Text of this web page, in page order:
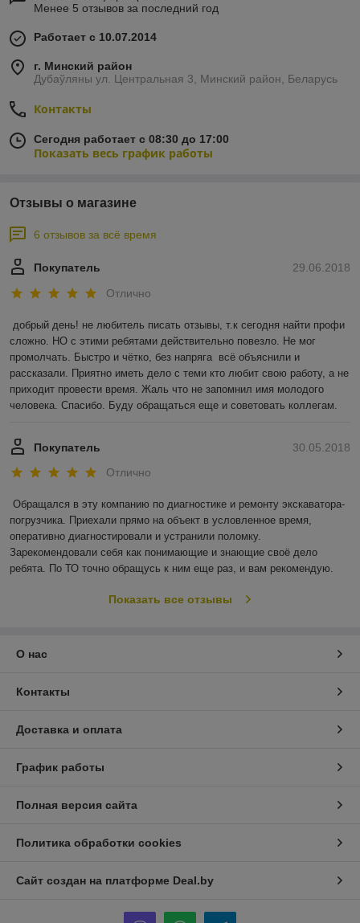
Менее 5 отзывов за последний год
Работает с 10.07.2014
г. Минский район
Дубаўляны ул. Центральная 3, Минский район, Беларусь
Контакты
Сегодня работает с 08:30 до 17:00
Показать весь график работы
Отзывы о магазине
6 отзывов за всё время
29.06.2018
Покупатель
Отлично
добрый день! не любитель писать отзывы, т.к сегодня найти профи
сложно. НО с этими ребятами действительно повезло. Не мог
промолчать. Быстро и чётко, без напряга  всё объяснили и
рассказали. Приятно иметь дело с теми кто любит свою работу, а не
приходит провести время. Жаль что не запомнил имя молодого
человека. Спасибо. Буду обращаться еще и советовать коллегам.
30.05.2018
Покупатель
Отлично
Обращался в эту компанию по диагностике и ремонту экскаватора-
погрузчика. Приехали прямо на объект в условленное время,
оперативно диагностировали и устранили поломку.
Зарекомендовали себя как понимающие и знающие своё дело
ребята. По ТО точно обращусь к ним еще раз, и вам рекомендую.
Показать все отзывы
О нас
Контакты
Доставка и оплата
График работы
Полная версия сайта
Политика обработки cookies
Сайт создан на платформе Deal.by